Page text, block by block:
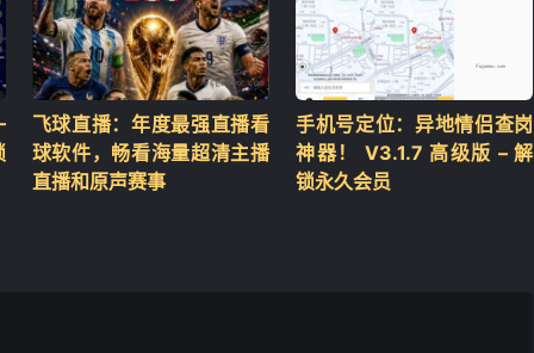
飞球直播：年度最强直播看
球软件，畅看海量超清主播
直播和原声赛事
手机号定位：异地情侣查岗
神器！ V3.1.7 高级版 – 解
锁永久会员